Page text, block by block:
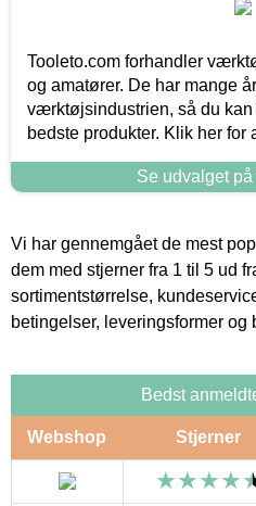
Tooleto.com forhandler
og amatører. De har mange
værktøjsindustrien, så du
bedste produkter. Klik her for
Se udvalget
Vi har gennemgået de mest
dem med stjerner fra 1 til 5 ud
sortimentstørrelse,
betingelser, leveringsformer og
Bedst
Webshop Stjerner